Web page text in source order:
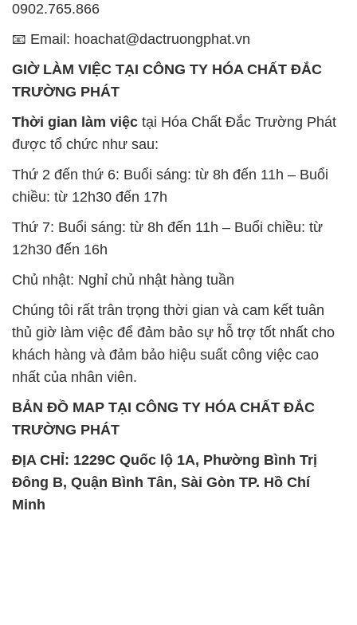
0902.765.866
📧 Email: hoachat@dactruongphat.vn
GIỜ LÀM VIỆC TẠI CÔNG TY HÓA CHẤT ĐẮC
TRƯỜNG PHÁT
Thời gian làm việc tại Hóa Chất Đắc Trường Phát
được tổ chức như sau:
Thứ 2 đến thứ 6: Buổi sáng: từ 8h đến 11h – Buổi
chiều: từ 12h30 đến 17h
Thứ 7: Buổi sáng: từ 8h đến 11h – Buổi chiều: từ
12h30 đến 16h
Chủ nhật: Nghỉ chủ nhật hàng tuần
Chúng tôi rất trân trọng thời gian và cam kết tuân
thủ giờ làm việc để đảm bảo sự hỗ trợ tốt nhất cho
khách hàng và đảm bảo hiệu suất công việc cao
nhất của nhân viên.
BẢN ĐỒ MAP TẠI CÔNG TY HÓA CHẤT ĐẮC
TRƯỜNG PHÁT
ĐỊA CHỈ: 1229C Quốc lộ 1A, Phường Bình Trị
Đông B, Quận Bình Tân, Sài Gòn TP. Hồ Chí
Minh